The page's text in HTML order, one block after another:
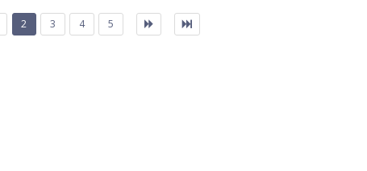
2 3 4 5